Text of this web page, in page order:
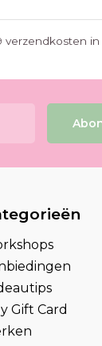
verzendkosten in
Gift Card